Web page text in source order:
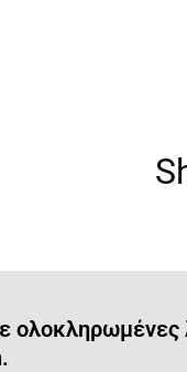
ολοκληρωμένες